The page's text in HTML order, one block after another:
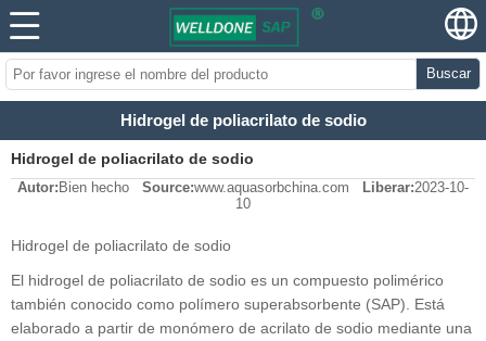
Buscar
Hidrogel de poliacrilato de sodio
Hidrogel de poliacrilato de sodio
Autor: Bien hecho Source:www.aquasorbchina.com Liberar:2023-10-
10
Hidrogel de poliacrilato de sodio
El hidrogel de poliacrilato de sodio es un compuesto polimérico
también conocido como polímero superabsorbente (SAP). Está
elaborado a partir de monómero de acrilato de sodio mediante una